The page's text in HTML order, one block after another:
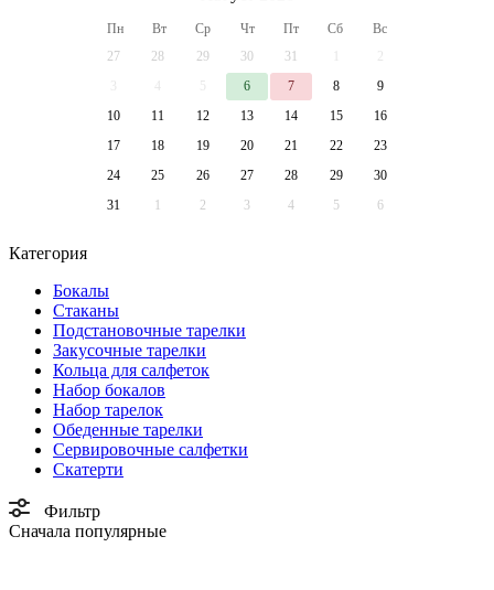
Фильтр
Сначала популярные
Пн Вт Ср Чт Пт Сб
Вс
27
28 29 30 31
2
5 6 7 8
9
10
11 12 13 14 15
16
17
18 19 20 21 22
23
24
25 26 27 28 29
30
31
1 2 3 4 5 6
Категория
Бокалы
Стаканы
Подстановочные тарелки
Закусочные тарелки
Кольца для салфеток
Набор бокалов
Набор тарелок
Обеденные тарелки
Сервировочные салфетки
Скатерти